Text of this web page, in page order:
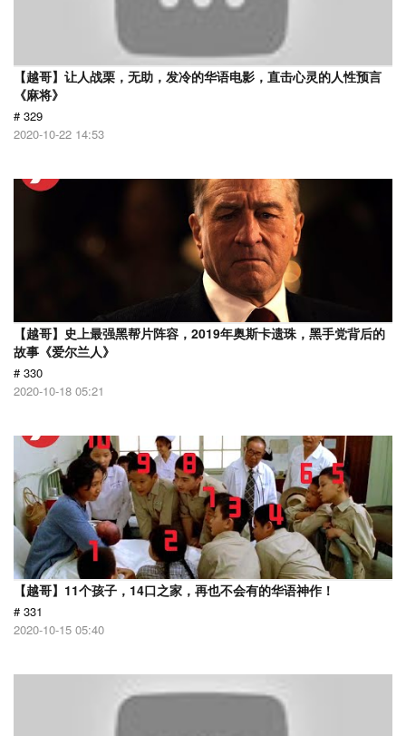
【越哥】让人战栗，无助，发冷的华语电影，直击心灵的人性预言
《麻将》
# 329
2020-10-22 14:53
【越哥】史上最强黑帮片阵容，2019年奥斯卡遗珠，黑手党背后的
故事《爱尔兰人》
# 330
2020-10-18 05:21
【越哥】11个孩子，14口之家，再也不会有的华语神作！
# 331
2020-10-15 05:40